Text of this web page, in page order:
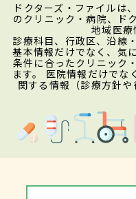
ドクターズ・ファイルは
のクリニック・病院、ド
地域医療
診療科目、行政区、沿線
基本情報だけでなく、気
条件に合ったクリニック
ます。 医院情報だけでな
関する情報（診療方針や